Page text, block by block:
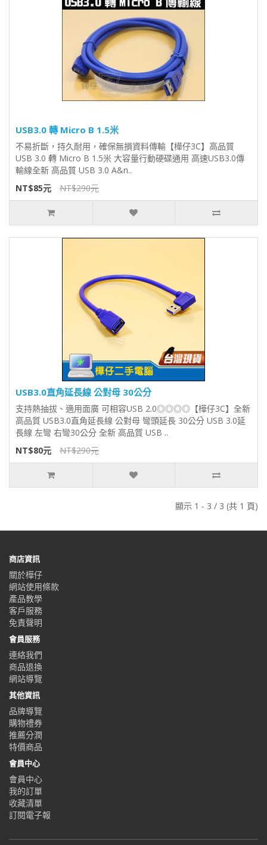
USB3.0 轉 Micro B 1.5米
不易折斷，持久耐用，確保無損資料傳輸【樺仔3C】高品質
USB 3.0 轉 Micro B 1.5米 大容量行動硬碟通用 高速USB3.0傳
輸線全新 高品質 USB 3.0 A&n..
NT$85元
NT$290元
USB3.0直角延長線 公對母 30公分
支持熱抽拔、適用面廣 可相容USB 2.0◎◎◎◎【樺仔3C】全新
高品質 USB3.0直角延長線 公對母 彎頭延長 30公分 USB 3.0延
長線 左彎 右彎30公分 全新 高品質 USB ..
NT$80元
NT$290元
顯示 1 - 3 / 3 (共 1 頁)
商店資訊
關於樺仔
網站使用條款
產品教學
客戶服務
免責聲明
會員服務
連絡我們
商品退換
網站導覽
其他資訊
品牌導覽
購物禮券
推薦分潤
特價商品
會員中心
會員中心
我的訂單
收藏清單
訂閱電子報